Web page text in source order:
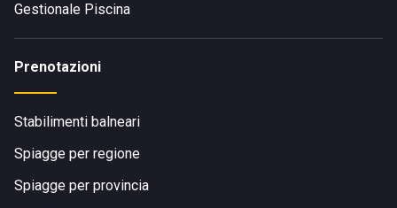
Gestionale Piscina
Prenotazioni
Stabilimenti balneari
Spiagge per regione
Spiagge per provincia